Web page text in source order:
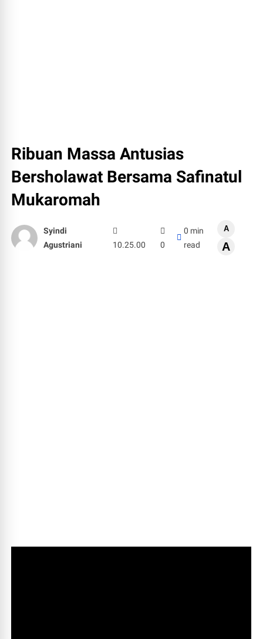
Ribuan Massa Antusias
Bersholawat Bersama Safinatul
Mukaromah
Syindi
Agustriani
10.25.00 0
0 min
read
A
A